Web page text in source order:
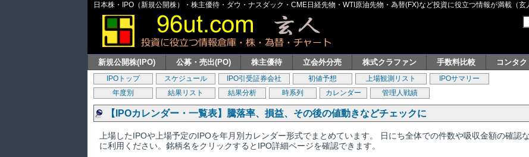
日本株・IPO（新規公開株）・株主優待・ダウ・ナスダック・CME日経先物・WTI原油先物・為替(FX)など投資に役立つ情報が満載（玄
新規公開株(IPO) 公募・売出(PO) 株主優待 立会外分売 株式クラファン 手数料比較 コンタク
IPOトップ スケジュール IPO引受証券会社 初値予想 上場観測リスト
IPOサマリー
年度別
結果リスト 結果分析 時系列 カレンダー 管理人戦績
【IPOカレンダー・一覧表】騰落率、損益、その後の値動きなどチェックに
上場したIPOや上場予定のIPOを年月別カレンダー形式でまとめています。 日にち全体での件数や吸収金額の確認
に利用ください。銘柄名をクリックするとIPO詳細ページを確認できます。